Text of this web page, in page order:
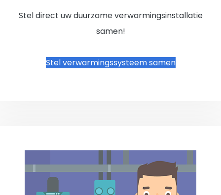
Stel direct uw duurzame verwarmingsinstallatie
samen!
Stel verwarmingssysteem samen